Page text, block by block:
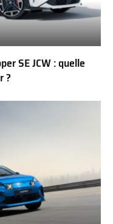
SE JCW : quelle
?